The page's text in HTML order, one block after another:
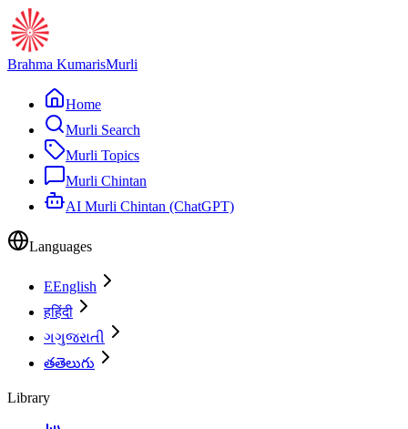
Brahma KumarisMurli
Home
Murli Search
Murli Topics
Murli Chintan
AI Murli Chintan (ChatGPT)
Languages
EEnglish
हहिंदी
ગગુજરાતી
తతెలుగు
Library